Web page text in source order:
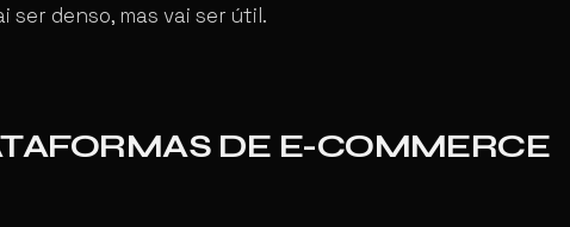
ser denso, mas vai ser útil.
DE E-COMMERCE